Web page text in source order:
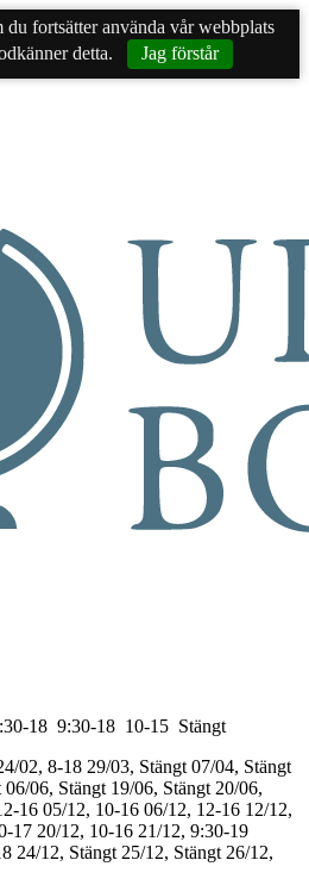
du fortsätter använda vår webbplats
detta.
Jag förstår
18 9:30-18 10-15 Stängt
02, 8-18 29/03, Stängt 07/04, Stängt
06/06, Stängt 19/06, Stängt 20/06,
16 05/12, 10-16 06/12, 12-16 12/12,
17 20/12, 10-16 21/12, 9:30-19
24/12, Stängt 25/12, Stängt 26/12,